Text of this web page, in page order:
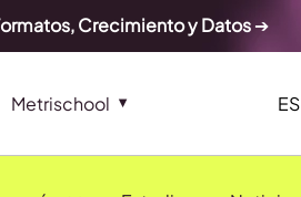
Crecimiento y Datos➔
Metrischool